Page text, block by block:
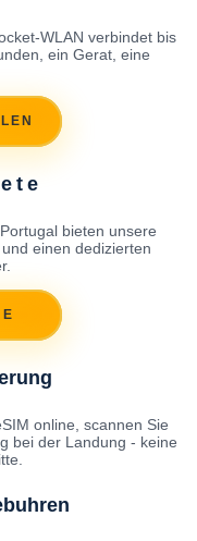
WLAN verbindet bis
ein Gerat, eine
bieten unsere
einen dedizierten
online, scannen Sie
bei der Landung - keine